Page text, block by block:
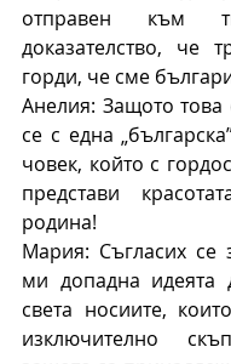
отправен към
доказателство, че
горди, че сме
Анелия: Защото това
се с една
човек, който с
представи
родина!
Мария: Съгласих се
ми допадна идеята
света носиите,
изключително